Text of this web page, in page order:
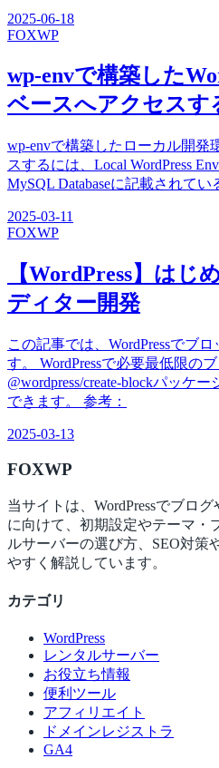
2025-06-18
FOXWP
wp-envで構築した
ベースへアクセスす
wp-envで構築したローカル開発
スするには、Local WordPress
MySQL Databaseに記載されて
2025-03-11
FOXWP
【WordPress】はじ
ディター開発
この記事では、WordPressでブ
す。 WordPressで必要最低限の
@wordpress/create-blockパッケ
できます。 参考：
2025-03-13
FOXWP
当サイトは、WordPressでブロ
に向けて、初期設定やテーマ・
ルサーバーの選び方、SEO対策
やすく解説しています。
カテゴリ
WordPress
レンタルサーバー
お役立ち情報
便利ツール
アフィリエイト
ドメインレジストラ
GA4